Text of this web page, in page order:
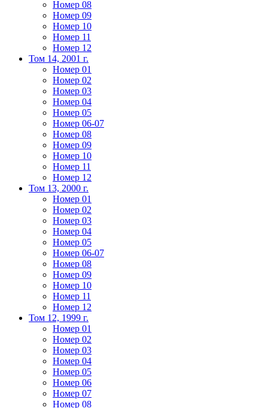
Номер 08
Номер 09
Номер 10
Номер 11
Номер 12
Том 14, 2001 г.
Номер 01
Номер 02
Номер 03
Номер 04
Номер 05
Номер 06-07
Номер 08
Номер 09
Номер 10
Номер 11
Номер 12
Том 13, 2000 г.
Номер 01
Номер 02
Номер 03
Номер 04
Номер 05
Номер 06-07
Номер 08
Номер 09
Номер 10
Номер 11
Номер 12
Том 12, 1999 г.
Номер 01
Номер 02
Номер 03
Номер 04
Номер 05
Номер 06
Номер 07
Номер 08